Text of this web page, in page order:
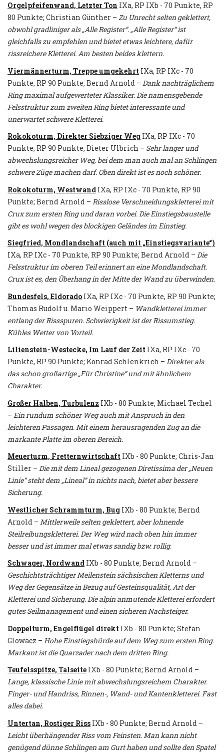
Orgelpfeifenwand, Letzter Ton IXa, RP IXb - 70 Punkte, RP
80 Punkte; Christian Günther – Zu Unrecht selten geklettert,
obwohl gradliniger als „Alle Register“. „Alle Register“ ist
gleichfalls zu empfehlen und bietet etwas leichtere, dafür
rissreichere Kletterei. Am besten beides klettern.
Viermännerturm, Treppe umgekehrt IXa, RP IXc - 70
Punkte, RP 90 Punkte; Bernd Arnold – Dank nachträglichem
Ring maximal aufgewerteter Klassiker. Die namensgebende
Felsstruktur zum zweiten Ring bietet interessante und
unerwartet schwere Kletterei.
Rokokoturm, Direkter Siebziger Weg IXa, RP IXc - 70
Punkte, RP 90 Punkte; Dieter Ulbrich – Sehr langer und
abwechslungsreicher Weg, bei dem man auch mal an Schlingen
schwere Züge machen darf. Oben direkt ist es noch schöner.
Rokokoturm, Westwand IXa, RP IXc - 70 Punkte, RP 90
Punkte; Bernd Arnold – Risslose Verschneidungskletterei mit
Crux zum ersten Ring und daran vorbei. Die Einstiegsbaustelle
gibt es wohl wegen des blockigen Geländes im Einstieg.
Siegfried, Mondlandschaft (auch mit „Einstiegsvariante“)
IXa, RP IXc - 70 Punkte, RP 90 Punkte; Bernd Arnold – Die
Felsstruktur im oberen Teil erinnert an eine Mondlandschaft.
Crux ist es, den Überhang in der Mitte der Wand zu überwinden.
Bundesfels, Eldorado IXa, RP IXc - 70 Punkte, RP 90 Punkte;
Thomas Rudolf u. Mario Weippert – Wandkletterei immer
entlang der Rissspuren. Schwierigkeit ist der Rissumstieg.
Kühles Wetter von Vorteil.
Lilienstein-Westecke, Im Lauf der Zeit IXa, RP IXc - 70
Punkte, RP 90 Punkte; Konrad Schlenkrich – Direkter als
das schon großartige „Für Christine“ und mit ähnlichem
Charakter.
Großer Halben, Turbulenz IXb - 80 Punkte; Michael Techel
– Ein rundum schöner Weg auch mit Anspruch in den
leichteren Passagen. Mit einem herausragenden Zug an die
markante Platte im oberen Bereich.
Meuerturm, Fretternwirtschaft IXb - 80 Punkte; Chris-Jan
Stiller – Die mit dem Lineal gezogenen Diretissima der „Neuen
Linie“ steht dem „Lineal“ in nichts nach, bietet aber bessere
Sicherung.
Westlicher Schrammturm, Bug IXb - 80 Punkte; Bernd
Arnold – Mittlerweile selten geklettert, aber lohnende
Steilreibungskletterei. Der Weg wird nach oben hin immer
besser und ist immer mal etwas sandig bzw. rollig.
Schwager, Nordwand IXb - 80 Punkte; Bernd Arnold –
Geschichtsträchtiger Meilenstein sächsischen Kletterns und
Weg der Gegensätze in Bezug auf Gesteinsqualität, Art der
Kletterei und Sicherung. Die alpin anmutende Kletterei erfordert
gutes Seilmanagement und einen sicheren Nachsteiger.
Doppelturm, Engelflügel direkt IXb - 80 Punkte; Stefan
Glowacz – Hohe Einstiegshürde auf dem Weg zum ersten Ring.
Markant ist die Quarzader nach dem dritten Ring.
Teufelsspitze, Talseite IXb - 80 Punkte; Bernd Arnold –
Lange, klassische Linie mit abwechslungsreichem Charakter.
Finger- und Handriss, Rinnen-, Wand- und Kantenkletterei. Fast
alles dabei.
Untertan, Rostiger Riss IXb - 80 Punkte; Bernd Arnold –
Leicht überhängender Riss vom Feinsten. Man kann nicht
genügend dünne Schlingen am Gurt haben und sollte den Spatel